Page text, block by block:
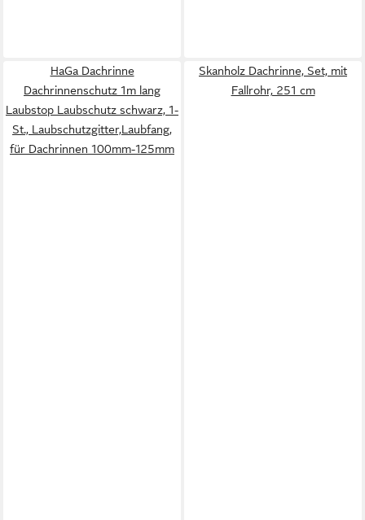
HaGa Dachrinne
Dachrinnenschutz 1m lang
Laubstop Laubschutz schwarz, 1-
St., Laubschutzgitter,Laubfang,
für Dachrinnen 100mm-125mm
Skanholz Dachrinne, Set, mit
Fallrohr, 251 cm